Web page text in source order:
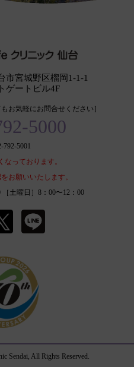
市宮城野区榴岡1-1-1
ゲートビル4F
お気軽にお問合せください］
5000
792-5001
なっております。
お願いいたします。
［土曜日］8：00〜12：00
Sendai, All Rights Reserved.